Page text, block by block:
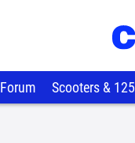
Forum Scooters & 125